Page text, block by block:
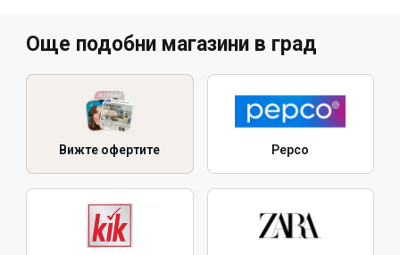
Още подобни магазини в град
Вижте офертите Pepco